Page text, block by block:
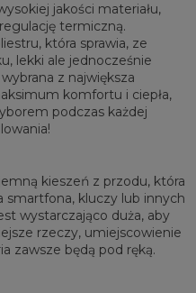
jakości materiału,
termiczną.
która sprawia, ze
lekki ale jednocześnie
z największa
komfortu i ciepła,
podczas każdej
kieszeń z przodu, która
smartfona, kluczy lub innych
wystarczająco duża, aby
rzeczy, umiejscowienie
zawsze będą pod ręką.